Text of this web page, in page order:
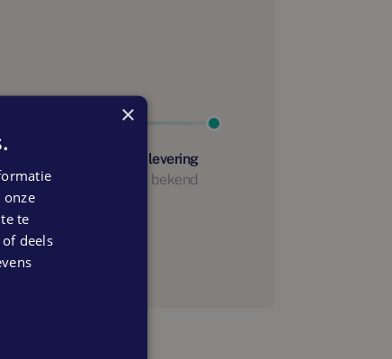
Start oplevering
Nog niet bekend
×
onze
te
deels